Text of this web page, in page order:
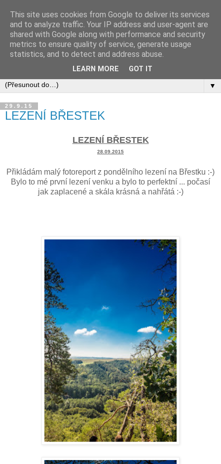
▼
29.9.15
LEZENÍ BŘESTEK
LEZENÍ BŘESTEK
28.09.2015
Přikládám malý fotoreport z pondělního lezení na Břestku :-)
Bylo to mé první lezení venku a bylo to perfektní ... počasí
jak zaplacené a skála krásná a nahřátá :-)
This site uses cookies from Google to deliver its services
and to analyze traffic. Your IP address and user-agent are
shared with Google along with performance and security
metrics to ensure quality of service, generate usage
statistics, and to detect and address abuse.
LEARN MORE GOT IT